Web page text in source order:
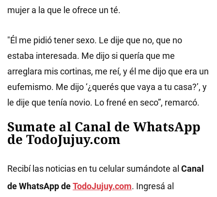
mujer a la que le ofrece un té.
"Él me pidió tener sexo. Le dije que no, que no
estaba interesada. Me dijo si quería que me
arreglara mis cortinas, me reí, y él me dijo que era un
eufemismo. Me dijo ‘¿querés que vaya a tu casa?’, y
le dije que tenía novio. Lo frené en seco”, remarcó.
Sumate al Canal de WhatsApp
de TodoJujuy.com
Recibí las noticias en tu celular sumándote al Canal
de WhatsApp deTodoJujuy.com. Ingresá al